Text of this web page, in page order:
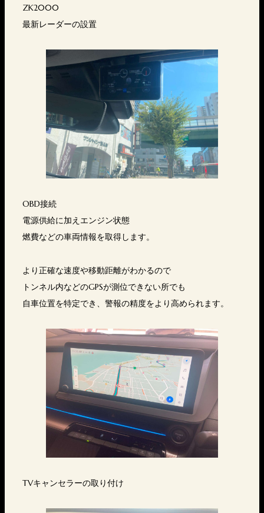
ZK2000
最新レーダーの設置
OBD接続
電源供給に加えエンジン状態
燃費などの車両情報を取得します。
より正確な速度や移動距離がわかるので
トンネル内などのGPSが測位できない所でも
自車位置を特定でき、警報の精度をより高められます。
TVキャンセラーの取り付け